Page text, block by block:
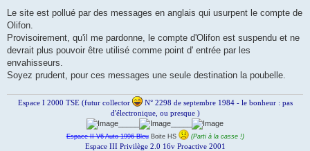
s
a
g
n
o
l
Le site est pollué par des messages en anglais qui usurpent le compte de
Olifon.
Provisoirement, qu'il me pardonne, le compte d'Olifon est suspendu et ne
devrait plus pouvoir être utilisé comme point d' entrée par les
envahisseurs.
Soyez prudent, pour ces messages une seule destination la poubelle.
Espace I 2000 TSE (futur collector
N° 2298 de septembre 1984 - le bonheur : pas
d'électronique, ou presque )
Espace II V6 Auto 1996 Bleu Boite HS (Parti à la casse !)
Espace III Privilège 2.0 16v Proactive 2001